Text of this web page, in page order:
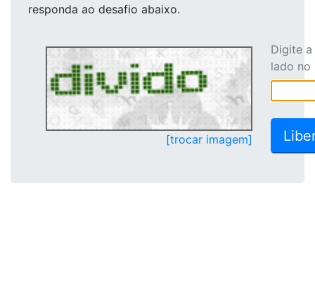
responda ao desafio abaixo.
[trocar imagem]
Digite
lado no